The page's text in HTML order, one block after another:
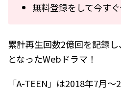
無料登録をして今す
累計再生回数2億回を記録
となったWebドラマ！
「A-TEEN」は2018年7月